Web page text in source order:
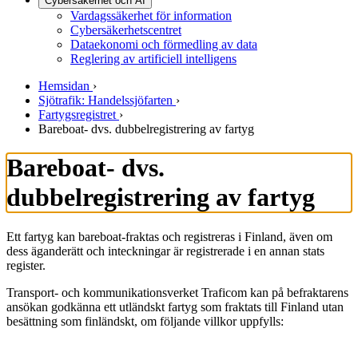
Vardagssäkerhet för information
Cybersäkerhetscentret
Dataekonomi och förmedling av data
Reglering av artificiell intelligens
Hemsidan ›
Sjötrafik: Handelssjöfarten ›
Fartygsregistret ›
Bareboat- dvs. dubbelregistrering av fartyg
Bareboat- dvs.
dubbelregistrering av fartyg
Ett fartyg kan bareboat-fraktas och registreras i Finland, även om
dess äganderätt och inteckningar är registrerade i en annan stats
register.
Transport- och kommunikationsverket Traficom kan på befraktarens
ansökan godkänna ett utländskt fartyg som fraktats till Finland utan
besättning som finländskt, om följande villkor uppfylls: